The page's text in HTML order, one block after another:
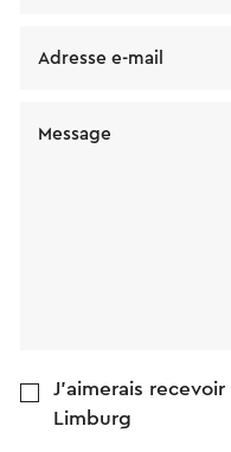
Adresse e-mail
Message
J'aimerais
Limburg